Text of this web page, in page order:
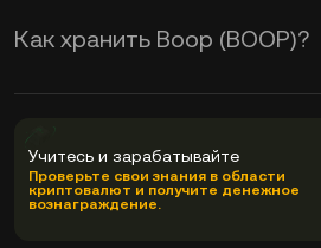
Как хранить Boop (BOOP)?
Учитесь и зарабатывайте
Проверьте свои знания в области
криптовалют и получите денежное
вознаграждение.